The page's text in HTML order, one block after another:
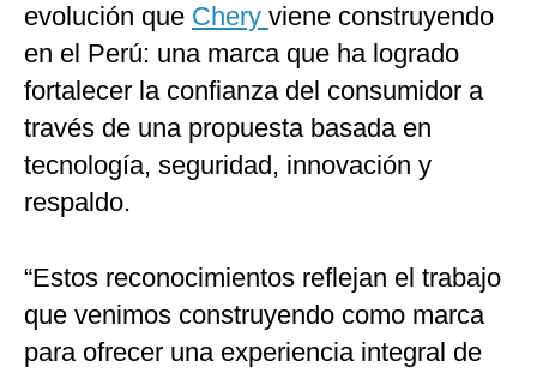
evolución que Chery viene construyendo
en el Perú: una marca que ha logrado
fortalecer la confianza del consumidor a
través de una propuesta basada en
tecnología, seguridad, innovación y
respaldo.
“Estos reconocimientos reflejan el trabajo
que venimos construyendo como marca
para ofrecer una experiencia integral de